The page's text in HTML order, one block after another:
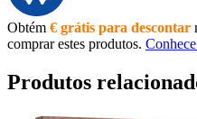
Obtém € grátis para descontar
comprar estes produtos.
Produtos